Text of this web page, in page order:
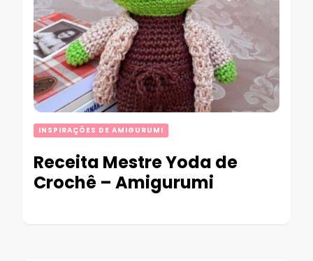
INSPIRAÇÕES DE AMIGURUMI
Receita Mestre Yoda de
Crochê – Amigurumi